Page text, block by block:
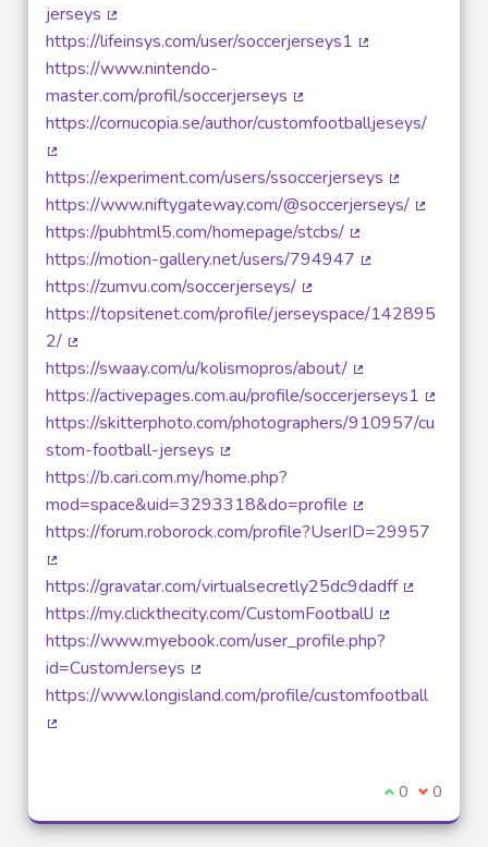
jerseys
(Lien externe)
https://lifeinsys.com/user/soccerjerseys1
https://www.nintendo-
master.com/profil/soccerjerseys
(Lien externe)
https://cornucopia.se/author/customfootballjeseys/
(Lien externe)
https://experiment.com/users/ssoccerjerseys
(Lien
https://www.niftygateway.com/@soccerjerseys/
https://pubhtml5.com/homepage/stcbs/
(Lien externe)
https://motion-gallery.net/users/794947
https://zumvu.com/soccerjerseys/
(Lien externe)
https://topsitenet.com/profile/jerseyspace/142895
2/
(Lien externe)
https://swaay.com/u/kolismopros/about/
(Lien externe)
https://activepages.com.au/profile/soccerjerseys1
(Lien
https://skitterphoto.com/photographers/910957/cu
stom-football-jerseys
(Lien externe)
https://b.cari.com.my/home.php?
mod=space&uid=3293318&do=profile
(Lien externe)
https://forum.roborock.com/profile?UserID=29957
(Lien externe)
https://gravatar.com/virtualsecretly25dc9dadff
https://my.clickthecity.com/CustomFootballJ
(Lien externe)
https://www.myebook.com/user_profile.php?
id=CustomJerseys
(Lien externe)
https://www.longisland.com/profile/customfootball
Je suis
0 Je ne
0